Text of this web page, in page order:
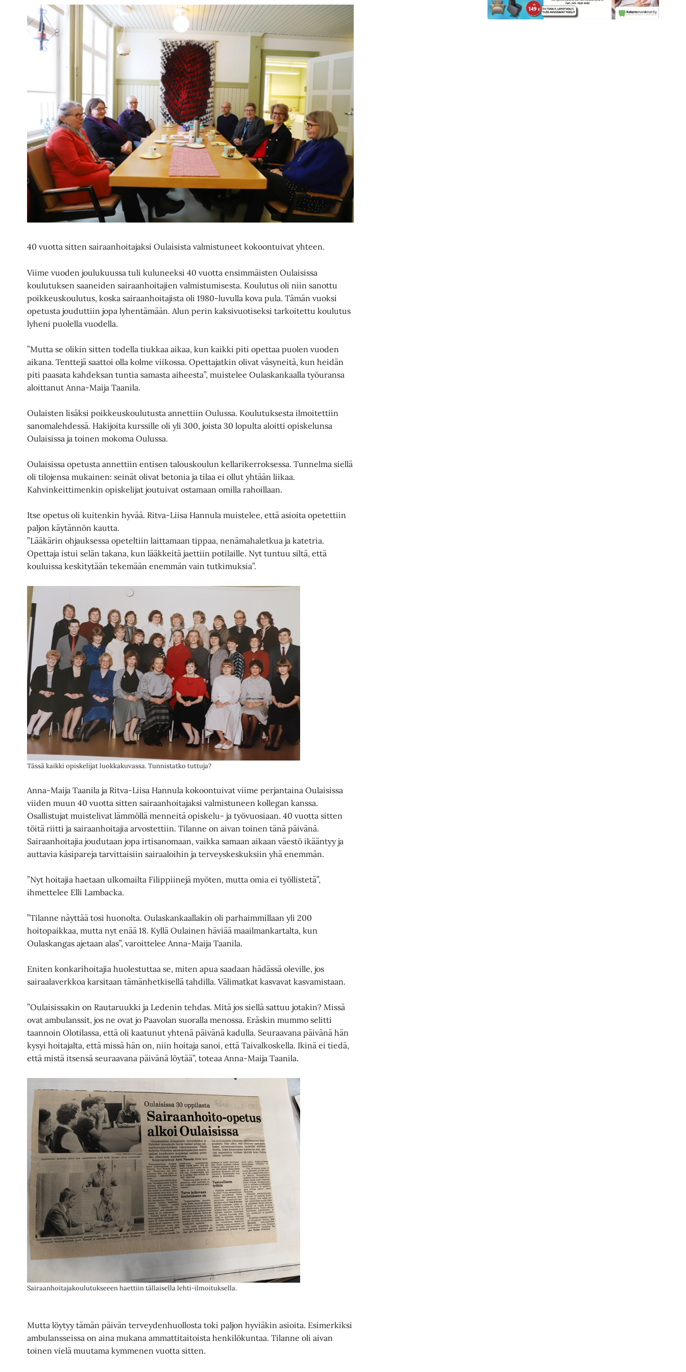
40 vuotta sitten sairaanhoitajaksi Oulaisista valmistuneet kokoontuivat yhteen.
Viime vuoden joulukuussa tuli kuluneeksi 40 vuotta ensimmäisten Oulaisissa
koulutuksen saaneiden sairaanhoitajien valmistumisesta. Koulutus oli niin sanottu
poikkeuskoulutus, koska sairaanhoitajista oli 1980-luvulla kova pula. Tämän vuoksi
opetusta jouduttiin jopa lyhentämään. Alun perin kaksivuotiseksi tarkoitettu koulutus
lyheni puolella vuodella.
”Mutta se olikin sitten todella tiukkaa aikaa, kun kaikki piti opettaa puolen vuoden
aikana. Tenttejä saattoi olla kolme viikossa. Opettajatkin olivat väsyneitä, kun heidän
piti paasata kahdeksan tuntia samasta aiheesta”, muistelee Oulaskankaalla työuransa
aloittanut Anna-Maija Taanila.
Oulaisten lisäksi poikkeuskoulutusta annettiin Oulussa. Koulutuksesta ilmoitettiin
sanomalehdessä. Hakijoita kurssille oli yli 300, joista 30 lopulta aloitti opiskelunsa
Oulaisissa ja toinen mokoma Oulussa.
Oulaisissa opetusta annettiin entisen talouskoulun kellarikerroksessa. Tunnelma siellä
oli tilojensa mukainen: seinät olivat betonia ja tilaa ei ollut yhtään liikaa.
Kahvinkeittimenkin opiskelijat joutuivat ostamaan omilla rahoillaan.
Itse opetus oli kuitenkin hyvää. Ritva-Liisa Hannula muistelee, että asioita opetettiin
paljon käytännön kautta.
”Lääkärin ohjauksessa opeteltiin laittamaan tippaa, nenämahaletkua ja katetria.
Opettaja istui selän takana, kun lääkkeitä jaettiin potilaille. Nyt tuntuu siltä, että
kouluissa keskitytään tekemään enemmän vain tutkimuksia”.
Tässä kaikki opiskelijat luokkakuvassa. Tunnistatko tuttuja?
Anna-Maija Taanila ja Ritva-Liisa Hannula kokoontuivat viime perjantaina Oulaisissa
viiden muun 40 vuotta sitten sairaanhoitajaksi valmistuneen kollegan kanssa.
Osallistujat muistelivat lämmöllä menneitä opiskelu- ja työvuosiaan. 40 vuotta sitten
töitä riitti ja sairaanhoitajia arvostettiin. Tilanne on aivan toinen tänä päivänä.
Sairaanhoitajia joudutaan jopa irtisanomaan, vaikka samaan aikaan väestö ikääntyy ja
auttavia käsipareja tarvittaisiin sairaaloihin ja terveyskeskuksiin yhä enemmän.
”Nyt hoitajia haetaan ulkomailta Filippiinejä myöten, mutta omia ei työllistetä”,
ihmettelee Elli Lambacka.
”Tilanne näyttää tosi huonolta. Oulaskankaallakin oli parhaimmillaan yli 200
hoitopaikkaa, mutta nyt enää 18. Kyllä Oulainen häviää maailmankartalta, kun
Oulaskangas ajetaan alas”, varoittelee Anna-Maija Taanila.
Eniten konkarihoitajia huolestuttaa se, miten apua saadaan hädässä oleville, jos
sairaalaverkkoa karsitaan tämänhetkisellä tahdilla. Välimatkat kasvavat kasvamistaan.
”Oulaisissakin on Rautaruukki ja Ledenin tehdas. Mitä jos siellä sattuu jotakin? Missä
ovat ambulanssit, jos ne ovat jo Paavolan suoralla menossa. Eräskin mummo selitti
taannoin Olotilassa, että oli kaatunut yhtenä päivänä kadulla. Seuraavana päivänä hän
kysyi hoitajalta, että missä hän on, niin hoitaja sanoi, että Taivalkoskella. Ikinä ei tiedä,
että mistä itsensä seuraavana päivänä löytää”, toteaa Anna-Maija Taanila.
Sairaanhoitajakoulutukseeen haettiin tällaisella lehti-ilmoituksella.
Mutta löytyy tämän päivän terveydenhuollosta toki paljon hyviäkin asioita. Esimerkiksi
ambulansseissa on aina mukana ammattitaitoista henkilökuntaa. Tilanne oli aivan
toinen vielä muutama kymmenen vuotta sitten.